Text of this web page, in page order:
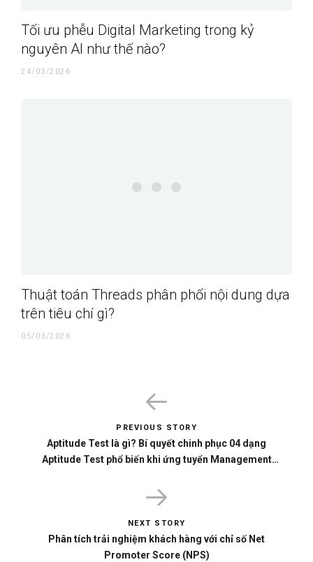
Tối ưu phễu Digital Marketing trong kỷ
nguyên AI như thế nào?
24/03/2026
Thuật toán Threads phân phối nội dung dựa
trên tiêu chí gì?
05/03/2026
PREVIOUS STORY
Aptitude Test là gì? Bí quyết chinh phục 04 dạng
Aptitude Test phổ biến khi ứng tuyển Management
NEXT STORY
Phân tích trải nghiệm khách hàng với chỉ số Net
Promoter Score (NPS)